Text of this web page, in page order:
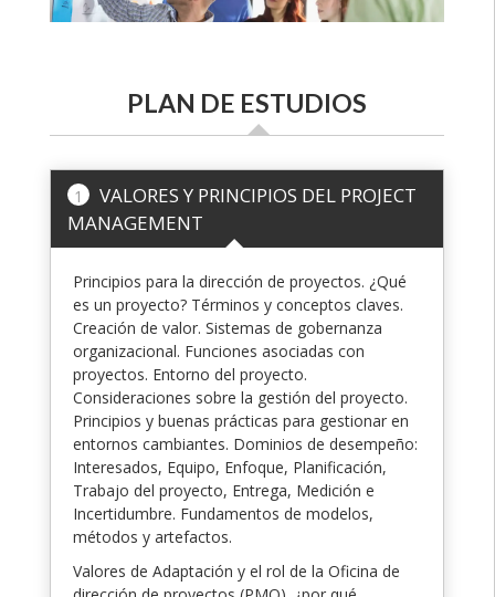
PLAN DE ESTUDIOS
1
VALORES Y PRINCIPIOS DEL PROJECT
MANAGEMENT
Principios para la dirección de proyectos. ¿Qué
es un proyecto? Términos y conceptos claves.
Creación de valor. Sistemas de gobernanza
organizacional. Funciones asociadas con
proyectos. Entorno del proyecto.
Consideraciones sobre la gestión del proyecto.
Principios y buenas prácticas para gestionar en
entornos cambiantes. Dominios de desempeño:
Interesados, Equipo, Enfoque, Planificación,
Trabajo del proyecto, Entrega, Medición e
Incertidumbre. Fundamentos de modelos,
métodos y artefactos.
Valores de Adaptación y el rol de la Oficina de